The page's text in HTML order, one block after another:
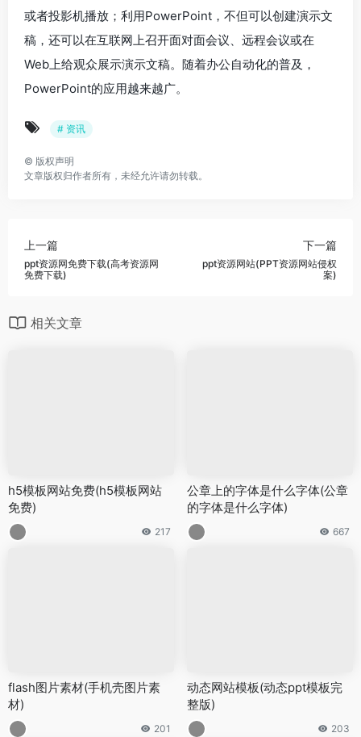
或者投影机播放；利用PowerPoint，不但可以创建演示文
稿，还可以在互联网上召开面对面会议、远程会议或在
Web上给观众展示演示文稿。随着办公自动化的普及，
PowerPoint的应用越来越广。
# 资讯
© 版权声明
文章版权归作者所有，未经允许请勿转载。
上一篇
ppt资源网免费下载(高考资源网
免费下载)
下一篇
ppt资源网站(PPT资源网站侵权
案)
相关文章
h5模板网站免费(h5模板网站
免费)
217
公章上的字体是什么字体(公章
的字体是什么字体)
667
flash图片素材(手机壳图片素
材)
201
动态网站模板(动态ppt模板完
整版)
203